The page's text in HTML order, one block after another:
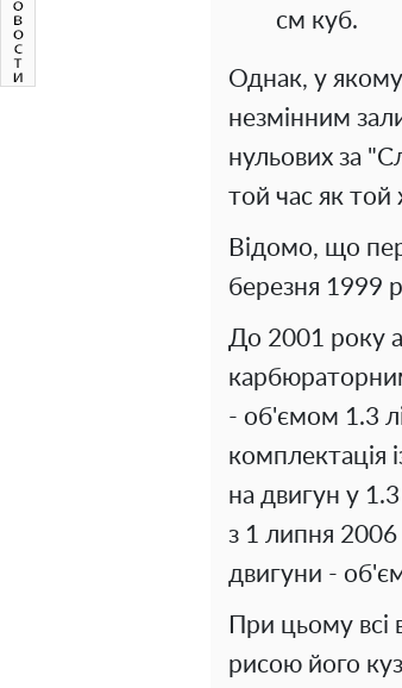
см куб.
Однак, у якому
незмінним
нульових за
той час як той
Відомо, що
березня 1999
До 2001 року
- об'ємом 1.3
комплектація
на двигун у
з 1 липня
двигуни -
При цьому всі
рисою його